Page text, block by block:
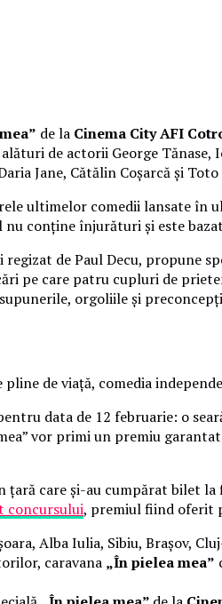
de la Cinema City AFI
de actorii George Tănase,
Jane, Cătălin Coșarcă și
ultimelor comedii lansate
conține înjurături și este
regizat de Paul Decu, propune
pe care patru cupluri de
orgoliile și
de viață, comedia
data de 12 februarie: o
vor primi un premiu
care și-au cumpărat bilet
concursului, premiul fiind oferit
Alba Iulia, Sibiu, Brașov,
caravana „În pielea mea”